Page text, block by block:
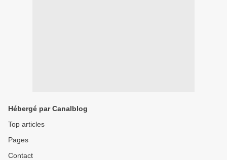
Hébergé par Canalblog
Top articles
Pages
Contact